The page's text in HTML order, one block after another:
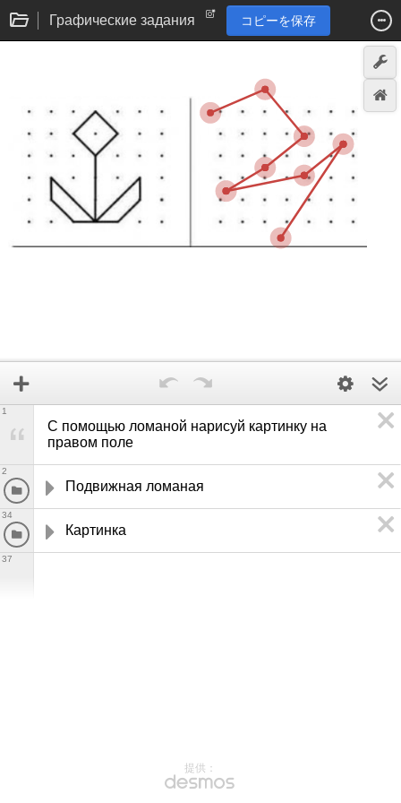
Графические задания コピーを保存
С помощью ломаной нарисуй картинку на
правом поле
1
Подвижная ломаная
2
Картинка
34
37
提供：